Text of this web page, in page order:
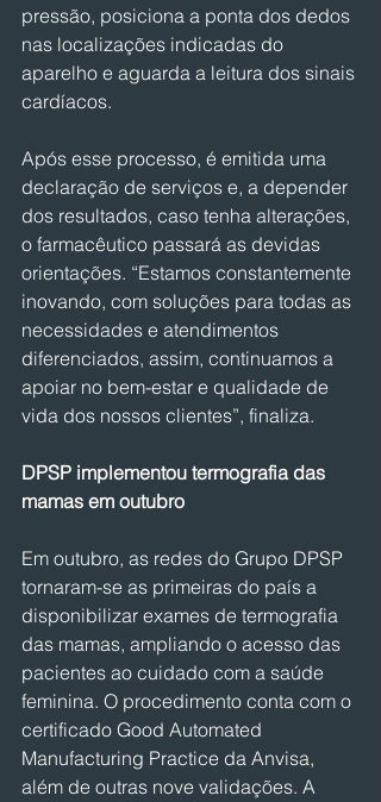
pressão, posiciona a ponta dos dedos
nas localizações indicadas do
aparelho e aguarda a leitura dos sinais
cardíacos.
Após esse processo, é emitida uma
declaração de serviços e, a depender
dos resultados, caso tenha alterações,
o farmacêutico passará as devidas
orientações. “Estamos constantemente
inovando, com soluções para todas as
necessidades e atendimentos
diferenciados, assim, continuamos a
apoiar no bem-estar e qualidade de
vida dos nossos clientes”, finaliza.
DPSP implementou termografia das
mamas em outubro
Em outubro, as redes do Grupo DPSP
tornaram-se as primeiras do país a
disponibilizar exames de termografia
das mamas, ampliando o acesso das
pacientes ao cuidado com a saúde
feminina. O procedimento conta com o
certificado Good Automated
Manufacturing Practice da Anvisa,
além de outras nove validações. A